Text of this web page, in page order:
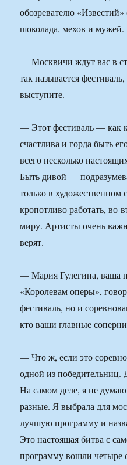
обозревателю
шоколада, мехов и мужей.
— Москвичи ждут вас в
так называется
выступите.
— Этот фестиваль — как
счастлива и горда быть
всего несколько
Быть дивой —
только в
кропотливо работать,
миру. Артисты очень
верят.
— Мария Гулегина, ваша
«Королевам оперы»,
фестиваль, но и
кто ваши главные
— Что ж, если это
одной из победительниц.
На самом деле, я не
разные. Я выбрала для
лучшую программу и
Это настоящая битва с
программу вошли четыре